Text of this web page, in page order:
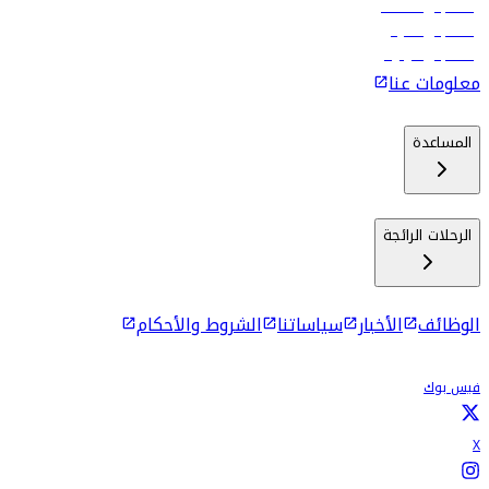
رحلات إلى مسقط
رحلات إلى ماليه
رحلات إلى كولومبو
معلومات عنا
المساعدة
الرحلات الرائجة
الوظائف الأخبار سياساتنا الشروط والأحكام
فيس بوك
X